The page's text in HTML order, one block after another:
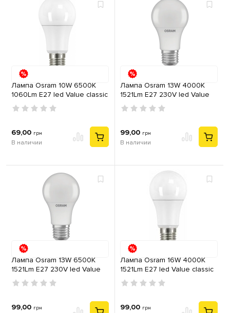
Лампа Osram 10W 6500K
1060Lm E27 led Value classic
A75 230V груша
69,00 грн
В наличии
Лампа Osram 13W 4000K
1521Lm E27 230V led Value
classic A60 230V 60х118
груша
99,00 грн
В наличии
Лампа Osram 13W 6500K
1521Lm E27 230V led Value
classic A60 230V 60х118
груша
99,00 грн
Лампа Osram 16W 4000К
1521Lm E27 led Value classic
A150 230V груша
99,00 грн